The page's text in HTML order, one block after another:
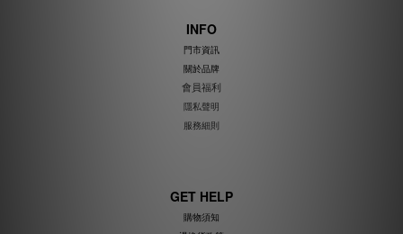
INFO
門市資訊
關於品牌
會員福利
隱私聲明
服務細則
GET HELP
購物須知